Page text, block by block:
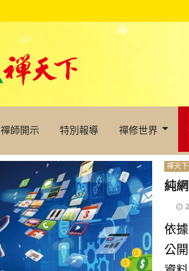
禪師開示 特別報導 禪修世界
禪天
純
依
公